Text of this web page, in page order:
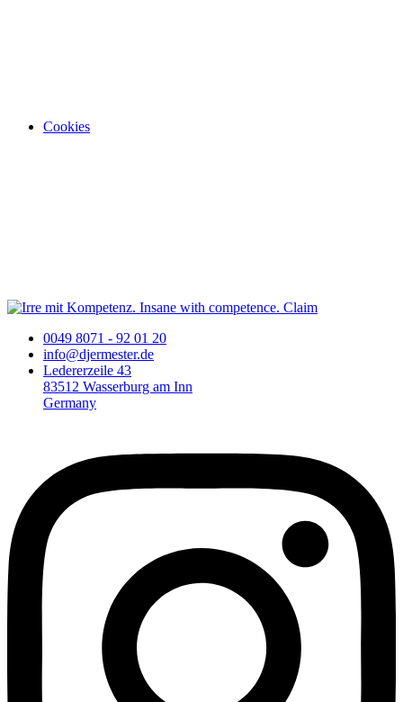
Cookies
0049 8071 - 92 01 20
info@djermester.de
Ledererzeile 43
83512 Wasserburg am Inn
Germany